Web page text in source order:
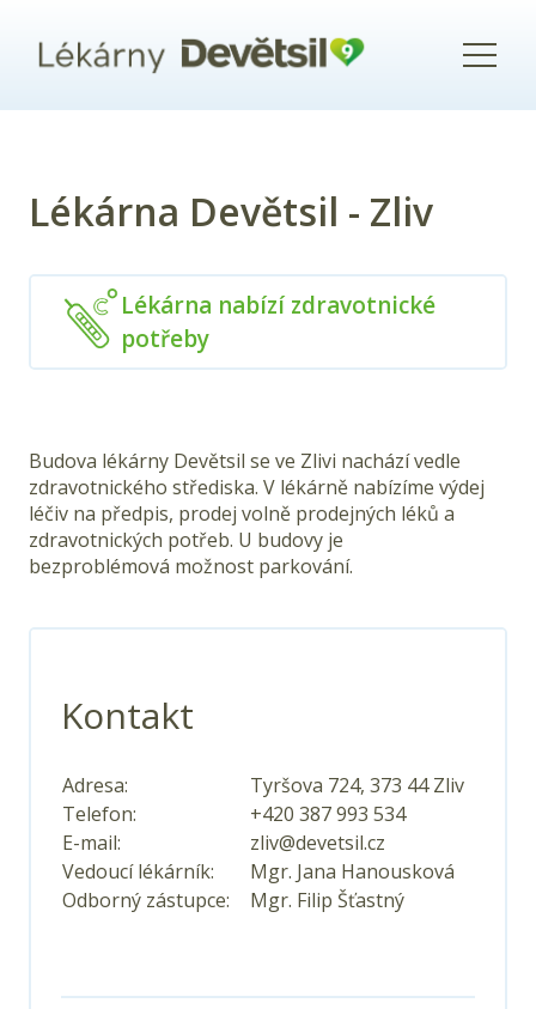
Menu
Lékárna Devětsil - Zliv
Lékárna nabízí zdravotnické
potřeby
Budova lékárny Devětsil se ve Zlivi nachází vedle
zdravotnického střediska. V lékárně nabízíme výdej
léčiv na předpis, prodej volně prodejných léků a
zdravotnických potřeb. U budovy je
bezproblémová možnost parkování.
Kontakt
Adresa:
Tyršova 724, 373 44 Zliv
Telefon:
+420 387 993 534
E-mail:
zliv@devetsil.cz
Vedoucí lékárník:
Mgr. Jana Hanousková
Odborný zástupce:
Mgr. Filip Šťastný